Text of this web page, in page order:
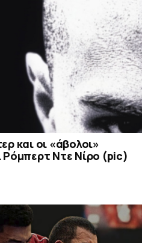
και οι «άβολοι»
Ρόμπερτ Ντε Νίρο (pic)